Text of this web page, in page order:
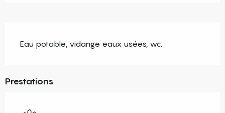
Eau potable, vidange eaux usées, wc.
Prestations